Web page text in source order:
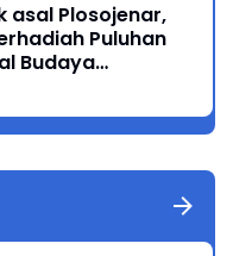
asal Plosojenar,
Puluhan
Budaya